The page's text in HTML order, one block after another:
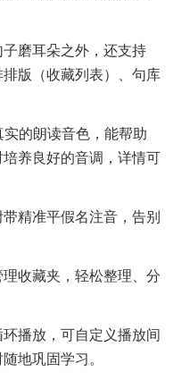
磨耳朵之外，还支持
排版（收藏列表）、句库
的朗读音色，能帮助
养良好的音调，详情可
精准平假名注音，告别
收藏夹，轻松整理、分
播放，可自定义播放间
地巩固学习。